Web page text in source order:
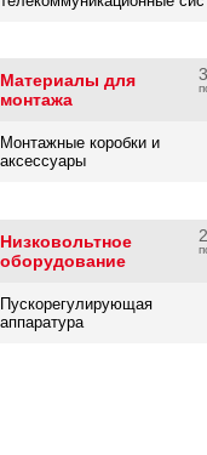
3
Материалы для
монтажа
Монтажные коробки и
аксессуары
2
Низковольтное
оборудование
Пускорегулирующая
аппаратура